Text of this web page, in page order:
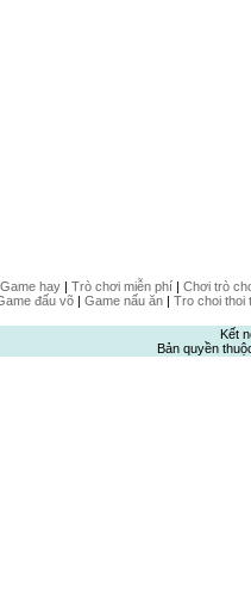
Game hay| Trò chơi miễn phí| Chơi trò
đấu võ| Game nấu ăn| Tro choi thoi
Kết
Bản quyền